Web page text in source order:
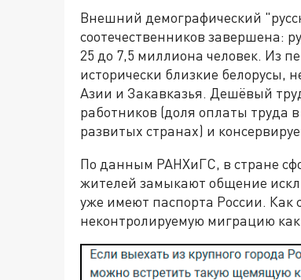
Внешний демографический
соотечественников завершена:
25 до 7,5 миллиона человек. Из
исторически близкие
Азии и Закавказья. Дешёвый
работников (доля оплаты труда
развитых странах) и
По данным РАНХиГС, в стране
жителей замыкают общение
уже имеют паспорта России. Как
неконтролируемую миграцию